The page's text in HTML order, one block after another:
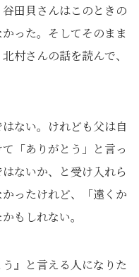
田貝さんはこのときの
った。そしてそのまま
村さんの話を読んで、
ない。けれども父は自
「ありがとう」と言っ
ないか、と受け入れら
ったけれど、「遠くか
もしれない。
』と言える人になりた